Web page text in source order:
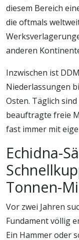
diesem Bereich
die oftmals
anderen
Inzwischen ist
Niederlassungen
Osten. Täglich
beauftragte freie
fast immer mit
Echidna-
Tonnen-
Vor zwei Jahren
Fundament völlig
Ein Hammer oder